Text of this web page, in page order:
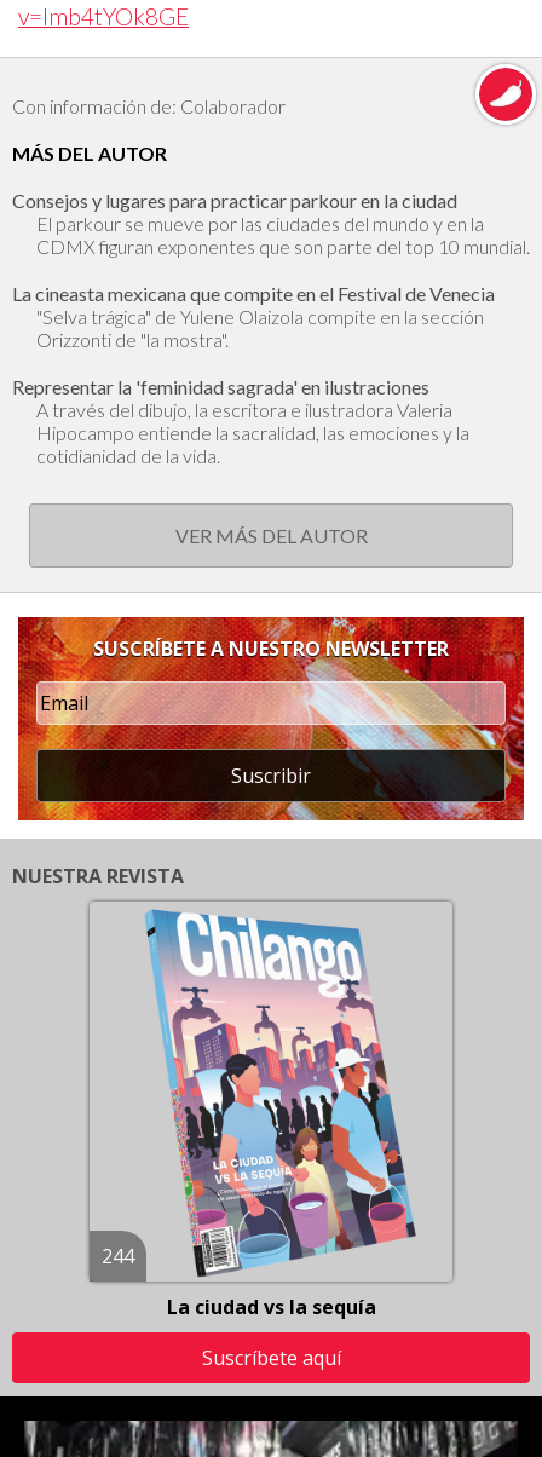
v=Imb4tYOk8GE
Con información de: Colaborador
MÁS DEL AUTOR
Consejos y lugares para practicar parkour en la ciudad
El parkour se mueve por las ciudades del mundo y en la
CDMX figuran exponentes que son parte del top 10 mundial.
La cineasta mexicana que compite en el Festival de Venecia
"Selva trágica" de Yulene Olaizola compite en la sección
Orizzonti de "la mostra".
Representar la 'feminidad sagrada' en ilustraciones
A través del dibujo, la escritora e ilustradora Valeria
Hipocampo entiende la sacralidad, las emociones y la
cotidianidad de la vida.
VER MÁS DEL AUTOR
SUSCRÍBETE A NUESTRO NEWSLETTER
Suscribir
NUESTRA REVISTA
244
La ciudad vs la sequía
Suscríbete aquí